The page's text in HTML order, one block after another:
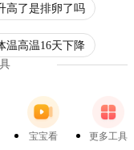
高了是排卵了吗
温高温16天下降
宝宝看 更多工具